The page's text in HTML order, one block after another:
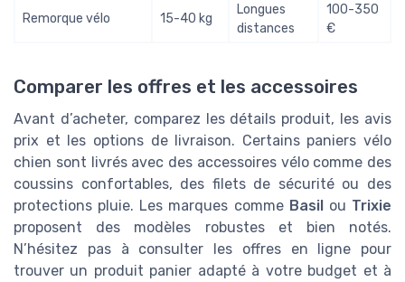
Remorque vélo 15-40 kg
Longues
distances
100-350
€
Comparer les offres et les accessoires
Avant d’acheter, comparez les détails produit, les avis
prix et les options de livraison. Certains paniers vélo
chien sont livrés avec des accessoires vélo comme des
coussins confortables, des filets de sécurité ou des
protections pluie. Les marques comme Basilou Trixie
proposent des modèles robustes et bien notés.
N’hésitez pas à consulter les offres en ligne pour
trouver un produit panier adapté à votre budget et à